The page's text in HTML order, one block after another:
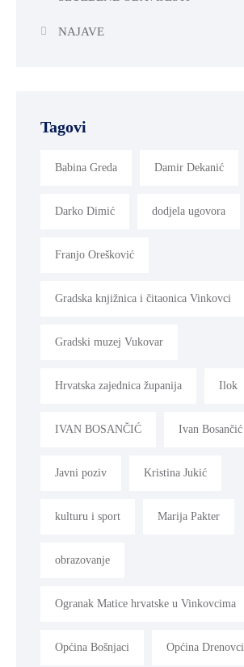
NAJAVE
Tagovi
Babina Greda Damir Dekanić
Darko Dimić dodjela ugovora
Franjo Orešković
Gradska knjižnica i čitaonica Vinkovci
Gradski muzej Vukovar
Hrvatska zajednica županija Ilok
IVAN BOSANČIĆ Ivan Bosančić
Javni poziv Kristina Jukić
kulturu i sport Marija Pakter
obrazovanje
Ogranak Matice hrvatske u Vinkovcima
Općina Bošnjaci Općina Drenovci